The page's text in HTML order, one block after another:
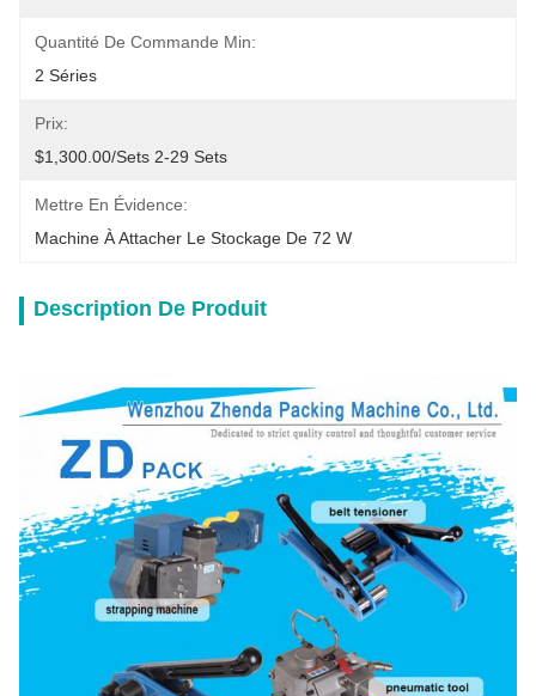
Quantité De Commande Min:
2 Séries
Prix:
$1,300.00/sets 2-29 Sets
Mettre En Évidence:
Machine À Attacher Le Stockage De 72 W
Description De Produit